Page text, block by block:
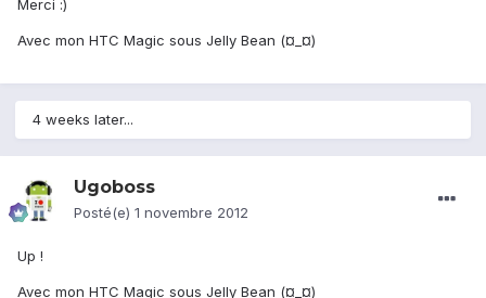
Merci :)
Avec mon HTC Magic sous Jelly Bean (¤_¤)
4 weeks later...
Ugoboss
Posté(e) 1 novembre 2012
Up !
Avec mon HTC Magic sous Jelly Bean (¤_¤)